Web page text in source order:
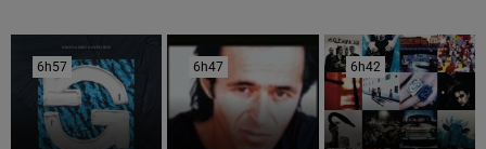
6h57
6h57 6h47
6h47 6h42
6h42